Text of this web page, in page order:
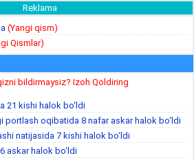
Reklama
(Yangi qism)
Qismlar)
bildirmaysiz? Izoh Qoldiring
21 kishi halok bo‘ldi
portlash oqibatida 8 nafar askar halok bo‘ldi
natijasida 7 kishi halok bo‘ldi
askar halok bo‘ldi